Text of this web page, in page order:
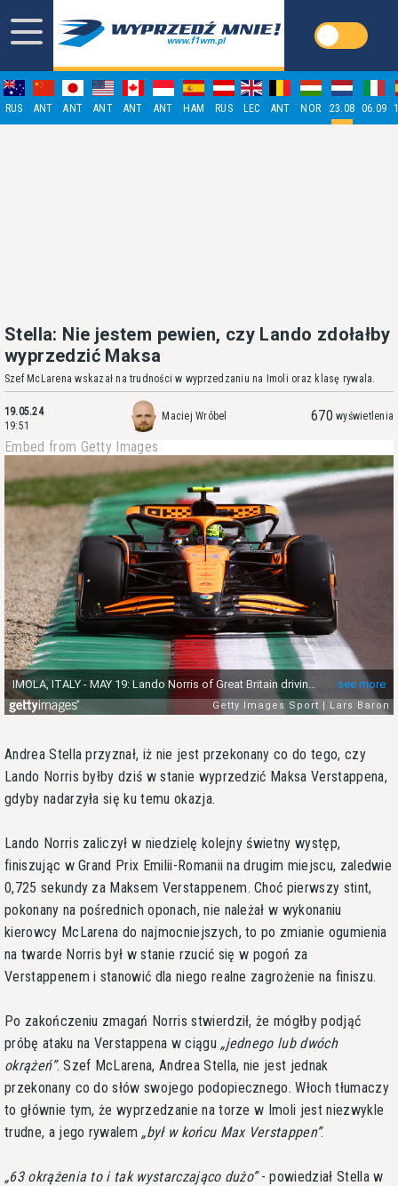
RUS ANT ANT ANT ANT ANT HAM RUS LEC ANT NOR 23.08 06.09
Stella: Nie jestem pewien, czy Lando zdołałby
wyprzedzić Maksa
Szef McLarena wskazał na trudności w wyprzedzaniu na Imoli oraz klasę rywala.
19.05.24
19:51
Maciej Wróbel 670 wyświetlenia
Embed from Getty Images
Andrea Stella przyznał, iż nie jest przekonany co do tego, czy
Lando Norris byłby dziś w stanie wyprzedzić Maksa Verstappena,
gdyby nadarzyła się ku temu okazja.
Lando Norris zaliczył w niedzielę kolejny świetny występ,
finiszując w Grand Prix Emilii-Romanii na drugim miejscu, zaledwie
0,725 sekundy za Maksem Verstappenem. Choć pierwszy stint,
pokonany na pośrednich oponach, nie należał w wykonaniu
kierowcy McLarena do najmocniejszych, to po zmianie ogumienia
na twarde Norris był w stanie rzucić się w pogoń za
Verstappenem i stanowić dla niego realne zagrożenie na finiszu.
Po zakończeniu zmagań Norris stwierdził, że mógłby podjąć
próbę ataku na Verstappena w ciągu
jednego lub dwóch
okrążeń . Szef McLarena, Andrea Stella, nie jest jednak
przekonany co do słów swojego podopiecznego. Włoch tłumaczy
to głównie tym, że wyprzedzanie na torze w Imoli jest niezwykle
trudne, a jego rywalem
był w końcu Max Verstappen .
63 okrążenia to i tak wystarczająco dużo - powiedział Stella w